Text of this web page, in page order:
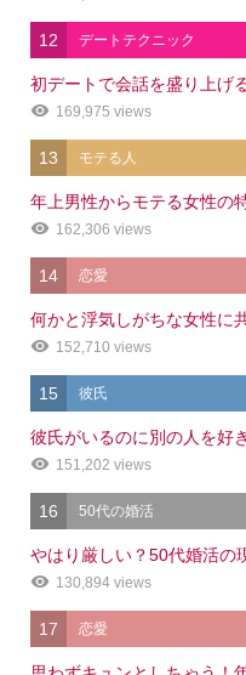
12 デートテクニック
初デートで会話を盛り上げ
169,975 views
13 モテる人
年上男性からモテる女性の
162,306 views
14 恋愛
何かと浮気しがちな女性に
152,710 views
15 彼氏
彼氏がいるのに別の人を好
151,202 views
16 50代の婚活
やはり厳しい？50代婚活の
130,894 views
17 恋愛